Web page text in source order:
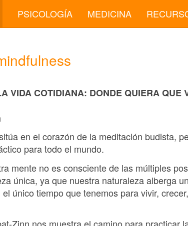
PSICOLOGÍA MEDICINA
VIDA COTIDIANA: DONDE QUIERA QUE
en el corazón de la meditación budista,
para todo el mundo.
mente no es consciente de las múltiples
única, ya que nuestra naturaleza alberga
único tiempo que tenemos para vivir,